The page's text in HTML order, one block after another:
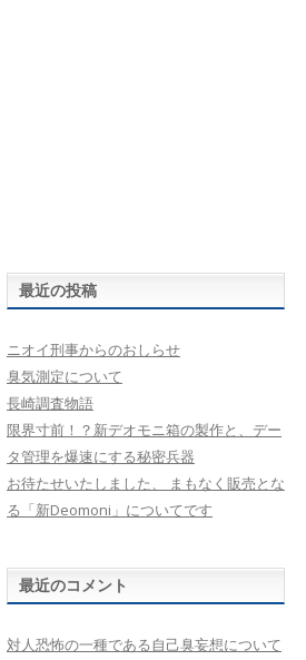
最近の投稿
ニオイ刑事からのおしらせ
臭気測定について
長崎調査物語
限界寸前！？新デオモニ箱の製作と、デー
タ管理を爆速にする秘密兵器
お待たせいたしました、 まもなく販売とな
る「新Deomoni」についてです
最近のコメント
対人恐怖の一種である自己臭妄想について